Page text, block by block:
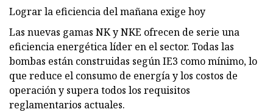
Lograr la eficiencia del mañana exige hoy
Las nuevas gamas NK y NKE ofrecen de serie una
eficiencia energética líder en el sector. Todas las
bombas están construidas según IE3 como mínimo, lo
que reduce el consumo de energía y los costos de
operación y supera todos los requisitos
reglamentarios actuales.